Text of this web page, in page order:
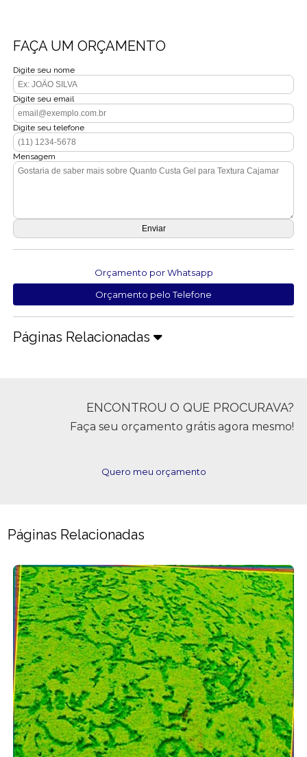
FAÇA UM ORÇAMENTO
Digite seu nome
Digite seu email
Digite seu telefone
Mensagem
Orçamento por Whatsapp
Orçamento pelo Telefone
Páginas Relacionadas
ENCONTROU O QUE PROCURAVA?
Faça seu orçamento grátis agora mesmo!
Quero meu orçamento
Páginas Relacionadas